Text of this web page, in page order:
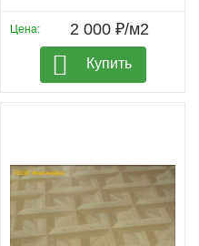
Цена: 2 000 ₽/м2
Купить